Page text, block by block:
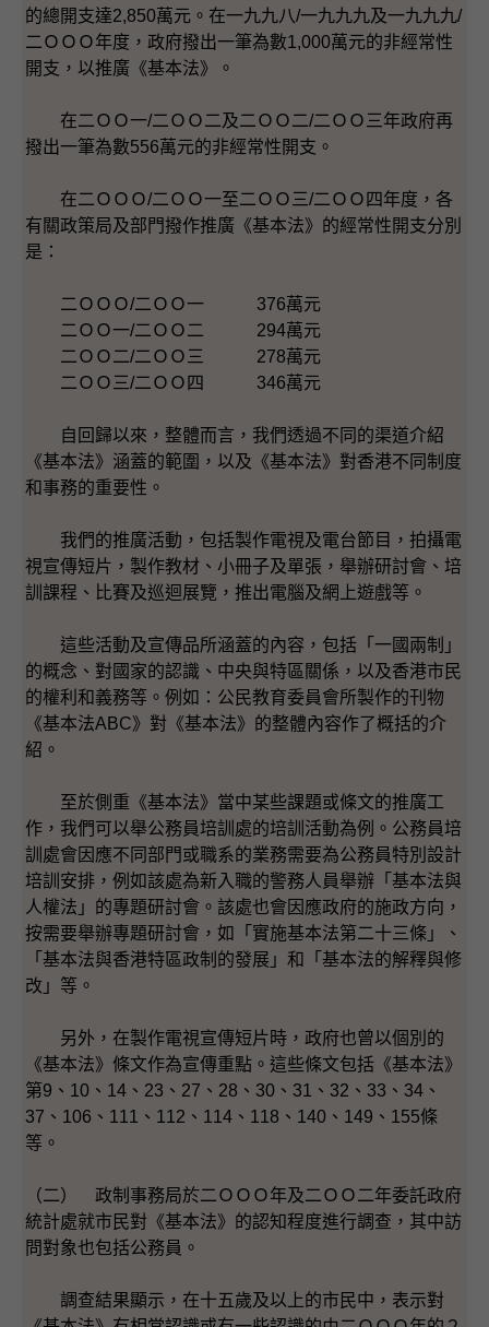
的總開支達2,850萬元。在一九九八/一九九九及一九九九/
二ＯＯＯ年度，政府撥出一筆為數1,000萬元的非經常性
開支，以推廣《基本法》。
在二ＯＯ一/二ＯＯ二及二ＯＯ二/二ＯＯ三年政府再
撥出一筆為數556萬元的非經常性開支。
在二ＯＯＯ/二ＯＯ一至二ＯＯ三/二ＯＯ四年度，各
有關政策局及部門撥作推廣《基本法》的經常性開支分別
是：
二ＯＯＯ/二ＯＯ一 376萬元
二ＯＯ一/二ＯＯ二 294萬元
二ＯＯ二/二ＯＯ三 278萬元
二ＯＯ三/二ＯＯ四 346萬元
自回歸以來，整體而言，我們透過不同的渠道介紹
《基本法》涵蓋的範圍，以及《基本法》對香港不同制度
和事務的重要性。
我們的推廣活動，包括製作電視及電台節目，拍攝電
視宣傳短片，製作教材、小冊子及單張，舉辦研討會、培
訓課程、比賽及巡迴展覽，推出電腦及網上遊戲等。
這些活動及宣傳品所涵蓋的內容，包括「一國兩制」
的概念、對國家的認識、中央與特區關係，以及香港市民
的權利和義務等。例如：公民教育委員會所製作的刊物
《基本法ABC》對《基本法》的整體內容作了概括的介
紹。
至於側重《基本法》當中某些課題或條文的推廣工
作，我們可以舉公務員培訓處的培訓活動為例。公務員培
訓處會因應不同部門或職系的業務需要為公務員特別設計
培訓安排，例如該處為新入職的警務人員舉辦「基本法與
人權法」的專題研討會。該處也會因應政府的施政方向，
按需要舉辦專題研討會，如「實施基本法第二十三條」、
「基本法與香港特區政制的發展」和「基本法的解釋與修
改」等。
另外，在製作電視宣傳短片時，政府也曾以個別的
《基本法》條文作為宣傳重點。這些條文包括《基本法》
第9、10、14、23、27、28、30、31、32、33、34、
37、106、111、112、114、118、140、149、155條
等。
（二） 政制事務局於二ＯＯＯ年及二ＯＯ二年委託政府
統計處就市民對《基本法》的認知程度進行調查，其中訪
問對象也包括公務員。
調查結果顯示，在十五歲及以上的市民中，表示對